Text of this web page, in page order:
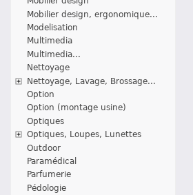
Mobilier design, ergonomique...
Modelisation
Multimedia
Multimedia...
Nettoyage
Nettoyage, Lavage, Brossage...
Option
Option (montage usine)
Optiques
Optiques, Loupes, Lunettes
Outdoor
Paramédical
Parfumerie
Pédologie